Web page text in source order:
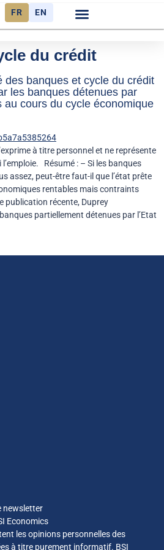
FR EN
du crédit
des banques et cycle du crédit
les banques détenues par
au cours du cycle économique
à titre personnel et ne représente
Résumé : – Si les banques
assez, peut-être faut-il que l’état prête
rentables mais contraints
publication récente, Duprey
partiellement détenues par l’Etat
newsletter
Economics
les opinions personnelles des
à titre purement informatif. BSI